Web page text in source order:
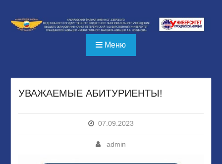
содержимому
Меню
УВАЖАЕМЫЕ АБИТУРИЕНТЫ!
07.09.2023
admin